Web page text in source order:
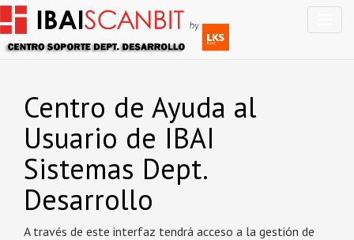
Centro de Ayuda al
Usuario de IBAI
Sistemas Dept.
Desarrollo
A través de este interfaz tendrá acceso a la gestión de